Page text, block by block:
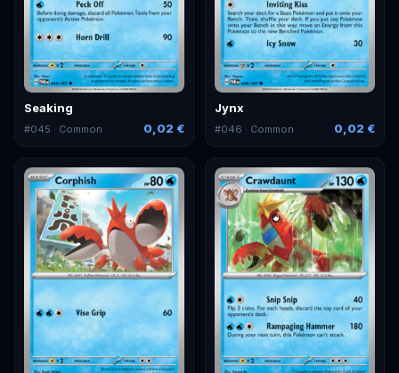
Seaking
#045 · Common 0,02 €
Jynx
#046 · Common 0,02 €